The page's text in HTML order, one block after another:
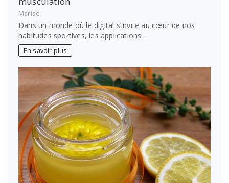
Marise
Dans un monde où le digital s’invite au cœur de nos
habitudes sportives, les applications…
En savoir plus